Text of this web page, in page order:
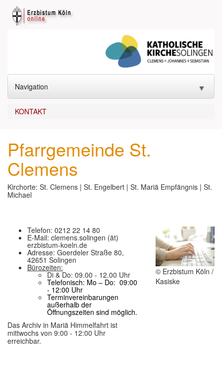
Navigation ▼
START
GOTTESDIENST
SAKRAMENTE
KIRCHEN
GLAUBE ▼
SEELSORGE ▼
GREMIEN
HELFEN
KONTAKT
Pfarrgemeinde St.
Clemens
Kirchorte: St. Clemens | St. Engelbert | St. Mariä Empfängnis | St.
Michael
Telefon: 0212 22 14 80
E-Mail: clemens.solingen (ät)
erzbistum-koeln.de
Adresse: Goerdeler Straße 80,
42651 Solingen
Bürozeiten:
Di & Do: 09.00 - 12.00 Uhr
Telefonisch: Mo – Do: 09:00
- 12:00 Uhr
Terminvereinbarungen
außerhalb der
Öffnungszeiten sind möglich.
Das Archiv in Mariä Himmelfahrt ist
mittwochs von 9:00 - 12:00 Uhr
erreichbar.
© Erzbistum Köln /
Kasiske